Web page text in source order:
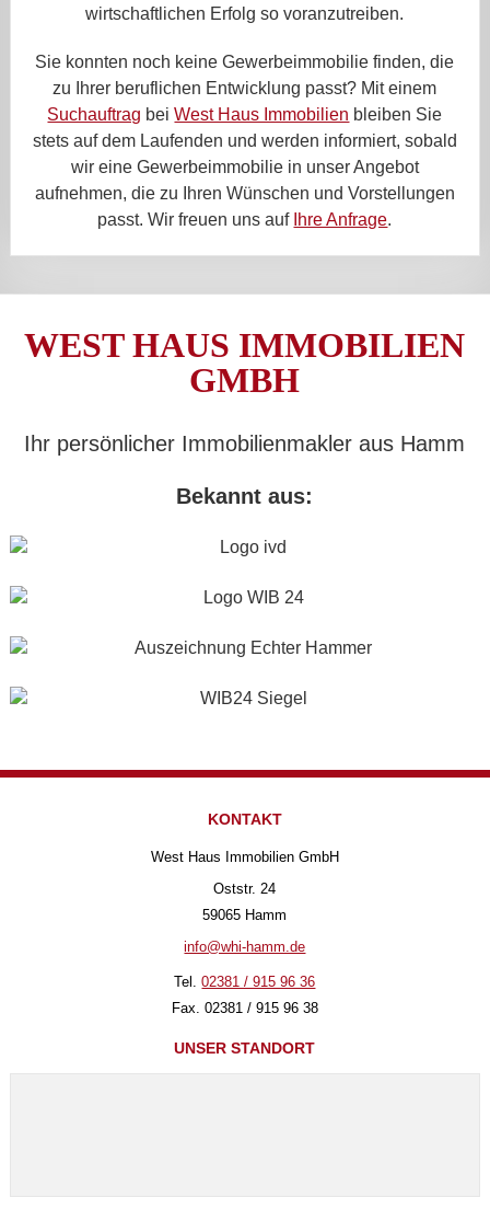
wirtschaftlichen Erfolg so voranzutreiben.
Sie konnten noch keine Gewerbeimmobilie finden, die
zu Ihrer beruflichen Entwicklung passt? Mit einem
Suchauftrag beiWest Haus Immobilien bleiben Sie
stets auf dem Laufenden und werden informiert, sobald
wir eine Gewerbeimmobilie in unser Angebot
aufnehmen, die zu Ihren Wünschen und Vorstellungen
passt. Wir freuen uns auf Ihre Anfrage.
WEST HAUS IMMOBILIEN
GMBH
Ihr persönlicher Immobilienmakler aus Hamm
Bekannt aus:
KONTAKT
West Haus Immobilien GmbH
Oststr. 24
59065 Hamm
info@whi-hamm.de
Tel.02381 / 915 96 36
Fax. 02381 / 915 96 38
UNSER STANDORT